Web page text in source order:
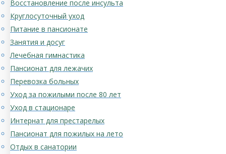
Восстановление после инсульта
Круглосуточный уход
Питание в пансионате
Занятия и досуг
Лечебная гимнастика
Пансионат для лежачих
Перевозка больных
Уход за пожилыми после 80 лет
Уход в стационаре
Интернат для престарелых
Пансионат для пожилых на лето
Отдых в санатории